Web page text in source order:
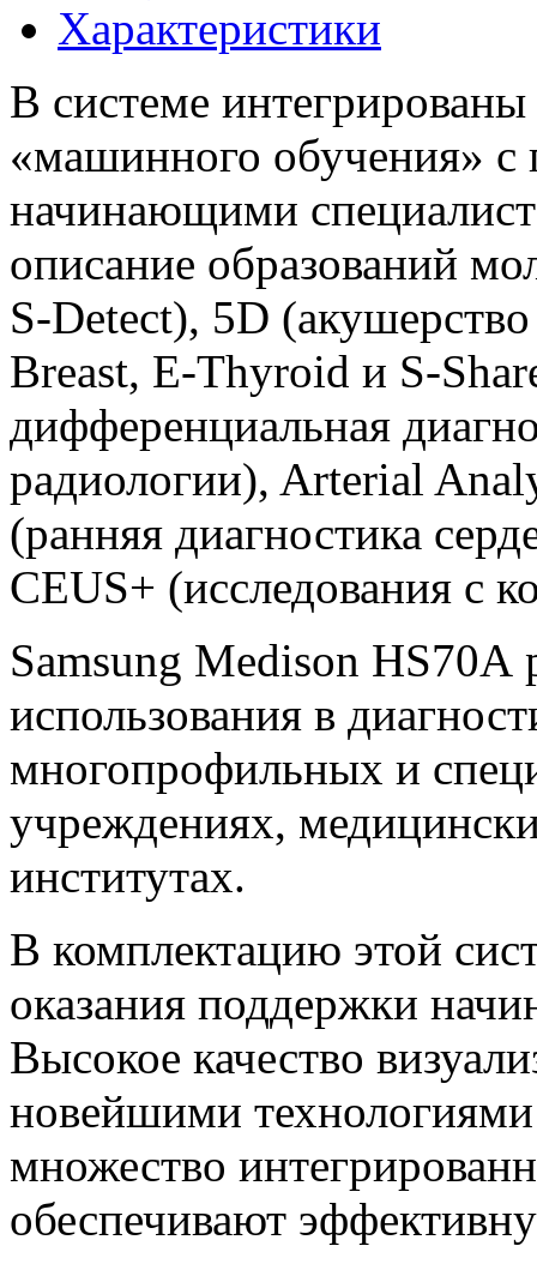
Характеристики
В системе
«машинного обучения»
начинающими
описание образований
S-Detect), 5D
Breast, E-Thyroid и S-
дифференциальная
радиологии), Arterial
(ранняя диагностика
CEUS+ (исследования с
Samsung Medison HS70A
использования в
многопрофильных и
учреждениях,
институтах.
В комплектацию этой
оказания поддержки
Высокое качество
новейшими
множество
обеспечивают